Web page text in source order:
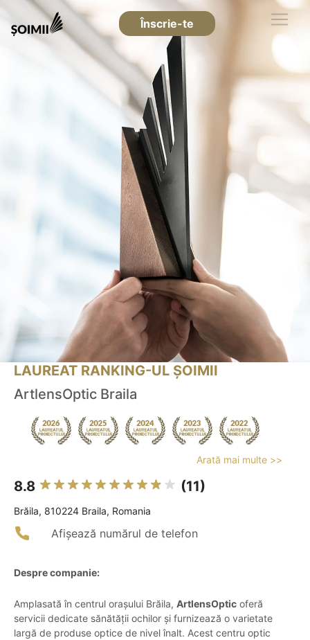
Înscrie-te
LAUREAT RANKING-UL ȘOIMII
ArtlensOptic Braila
Arată mai multe >>
8.8 (11)
Brăila, 810224 Braila, Romania
Afișează numărul de telefon
Despre companie:
Amplasată în centrul orașului Brăila, ArtlensOptic oferă
servicii dedicate sănătății ochilor și furnizează o varietate
largă de produse optice de nivel înalt. Acest centru optic